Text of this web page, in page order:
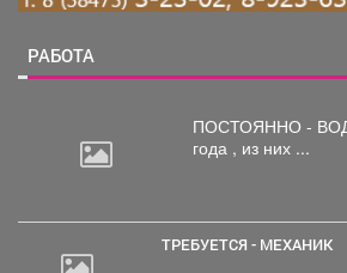
РАБОТА
ПОСТОЯННО -
года , из них ...
ТРЕБУЕТСЯ - МЕХАНИК